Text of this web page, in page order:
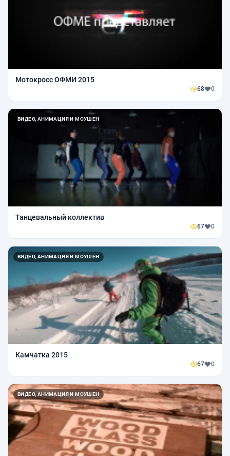
Мотокросс ОФМИ 2015
68 0
ВИДЕО, АНИМАЦИЯ И МОУШЕН
Танцевальный коллектив
67 0
ВИДЕО, АНИМАЦИЯ И МОУШЕН
Камчатка 2015
67 0
ВИДЕО, АНИМАЦИЯ И МОУШЕН